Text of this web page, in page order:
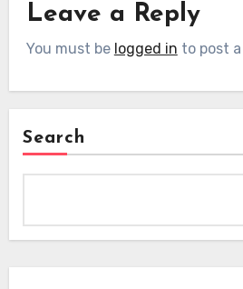
Leave a Reply
You must be logged in to post
Search